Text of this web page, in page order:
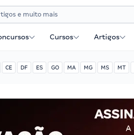
Cursos Artigos
CE DF ES GO MA MG MS MT